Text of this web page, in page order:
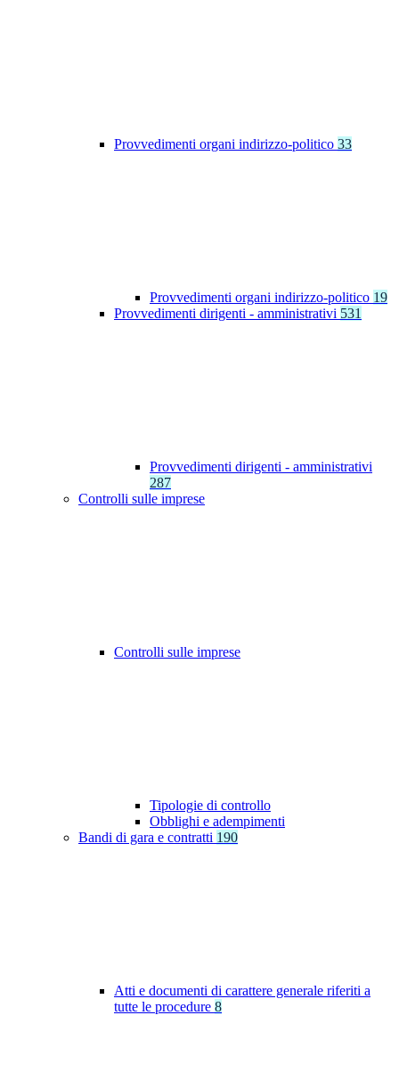
Provvedimenti organi indirizzo-politico 33
Provvedimenti organi indirizzo-politico 19
Provvedimenti dirigenti - amministrativi 531
Provvedimenti dirigenti - amministrativi
287
Controlli sulle imprese
Controlli sulle imprese
Tipologie di controllo
Obblighi e adempimenti
Bandi di gara e contratti 190
Atti e documenti di carattere generale riferiti a
tutte le procedure 8